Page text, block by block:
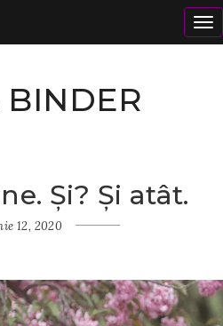
BINDER
Și? Și atât.
12, 2020